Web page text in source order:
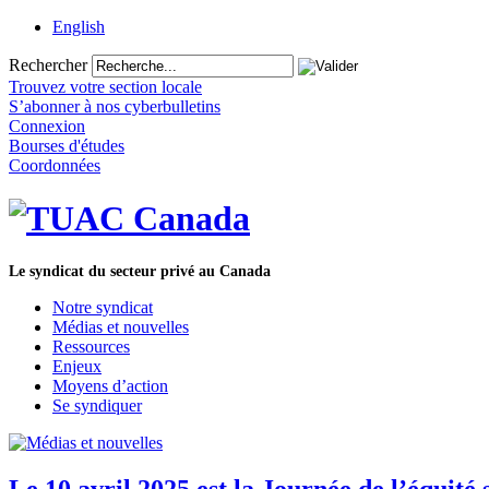
English
Rechercher
Trouvez votre section locale
S’abonner à nos cyberbulletins
Connexion
Bourses d'études
Coordonnées
Le syndicat du secteur privé au Canada
Notre syndicat
Médias et nouvelles
Ressources
Enjeux
Moyens d’action
Se syndiquer